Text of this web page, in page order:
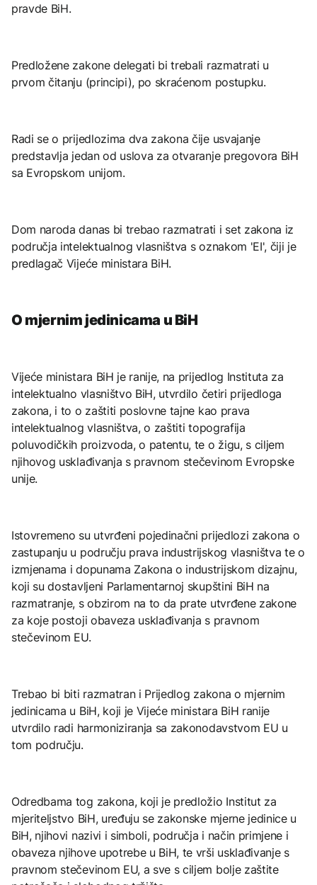
pravde BiH.
Predložene zakone delegati bi trebali razmatrati u
prvom čitanju (principi), po skraćenom postupku.
Radi se o prijedlozima dva zakona čije usvajanje
predstavlja jedan od uslova za otvaranje pregovora BiH
sa Evropskom unijom.
Dom naroda danas bi trebao razmatrati i set zakona iz
područja intelektualnog vlasništva s oznakom 'EI', čiji je
predlagač Vijeće ministara BiH.
O mjernim jedinicama u BiH
Vijeće ministara BiH je ranije, na prijedlog Instituta za
intelektualno vlasništvo BiH, utvrdilo četiri prijedloga
zakona, i to o zaštiti poslovne tajne kao prava
intelektualnog vlasništva, o zaštiti topografija
poluvodičkih proizvoda, o patentu, te o žigu, s ciljem
njihovog usklađivanja s pravnom stečevinom Evropske
unije.
Istovremeno su utvrđeni pojedinačni prijedlozi zakona o
zastupanju u području prava industrijskog vlasništva te o
izmjenama i dopunama Zakona o industrijskom dizajnu,
koji su dostavljeni Parlamentarnoj skupštini BiH na
razmatranje, s obzirom na to da prate utvrđene zakone
za koje postoji obaveza usklađivanja s pravnom
stečevinom EU.
Trebao bi biti razmatran i Prijedlog zakona o mjernim
jedinicama u BiH, koji je Vijeće ministara BiH ranije
utvrdilo radi harmoniziranja sa zakonodavstvom EU u
tom području.
Odredbama tog zakona, koji je predložio Institut za
mjeriteljstvo BiH, uređuju se zakonske mjerne jedinice u
BiH, njihovi nazivi i simboli, područja i način primjene i
obaveza njihove upotrebe u BiH, te vrši usklađivanje s
pravnom stečevinom EU, a sve s ciljem bolje zaštite